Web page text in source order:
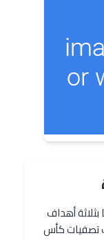
أهداف
تصفيات كأس